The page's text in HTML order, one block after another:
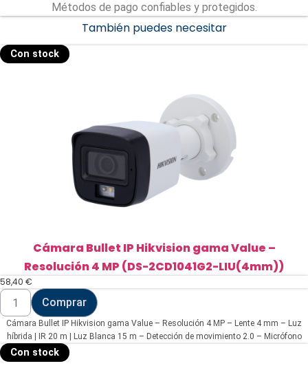
Métodos de pago confiables y protegidos.
También puedes necesitar
Con stock
Cámara Bullet IP Hikvision gama Value –
Resolución 4 MP (DS-2CD1041G2-LIU(4mm))
58,40 €
Cámara
Bullet
IP
Hikvision
gama
Value
-
Comprar
Cámara Bullet IP Hikvision gama Value – Resolución 4 MP – Lente 4 mm – Luz
híbrida | IR 20 m | Luz Blanca 15 m – Detección de movimiento 2.0 – Micrófono
Con stock